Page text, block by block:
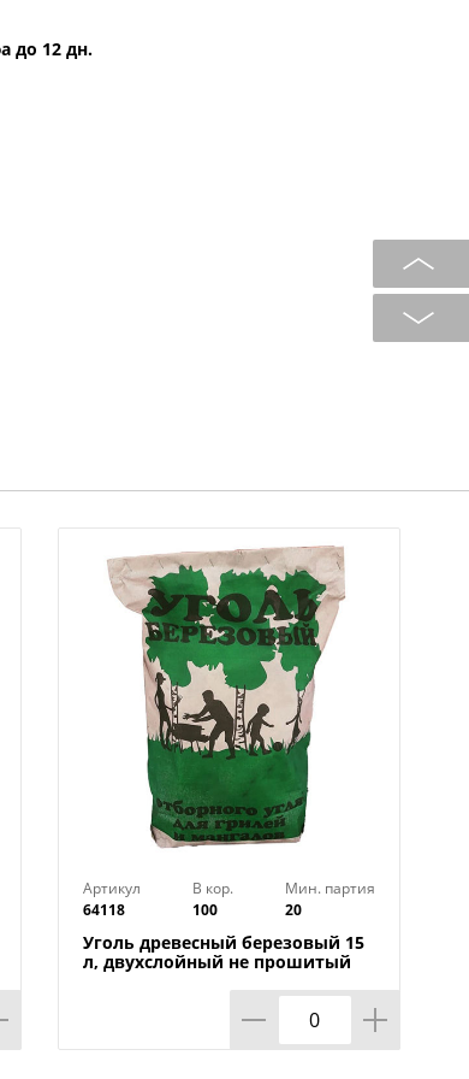
до 12 дн.
Артикул
64118
В кор.
100
Мин. партия
20
Уголь древесный березовый 15
л, двухслойный не прошитый